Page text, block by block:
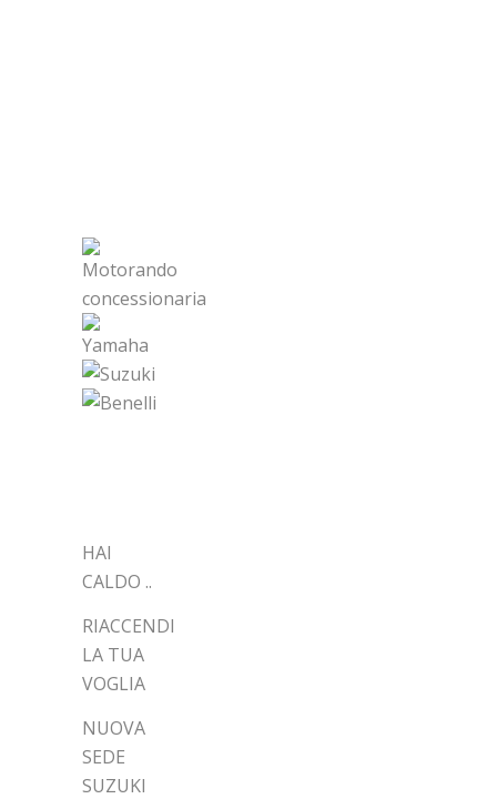
HAI
CALDO ..
RIACCENDI
LA TUA
VOGLIA
NUOVA
SEDE
SUZUKI